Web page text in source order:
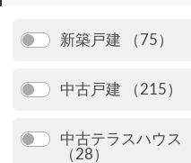
新築戸建 （75）
中古戸建 （215）
中古テラスハウス
（28）